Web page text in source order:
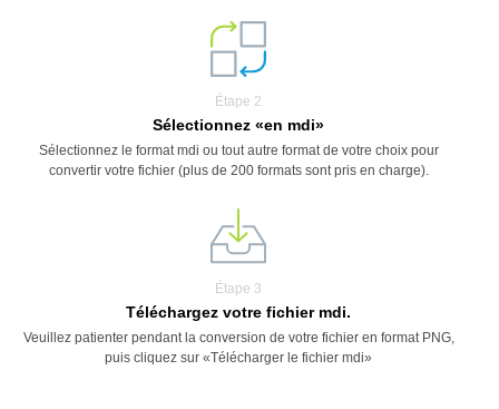
Étape 2
Sélectionnez «en mdi»
Sélectionnez le format mdi ou tout autre format de votre choix pour
convertir votre fichier (plus de 200 formats sont pris en charge).
Étape 3
Téléchargez votre fichier mdi.
Veuillez patienter pendant la conversion de votre fichier en format PNG,
puis cliquez sur «Télécharger le fichier mdi»